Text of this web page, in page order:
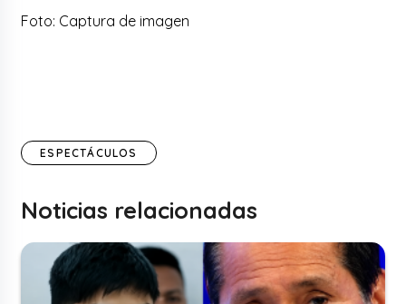
Foto: Captura de imagen
ESPECTÁCULOS
Noticias relacionadas